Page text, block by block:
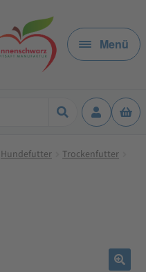
Menü
Hundefutter
Trockenfutter